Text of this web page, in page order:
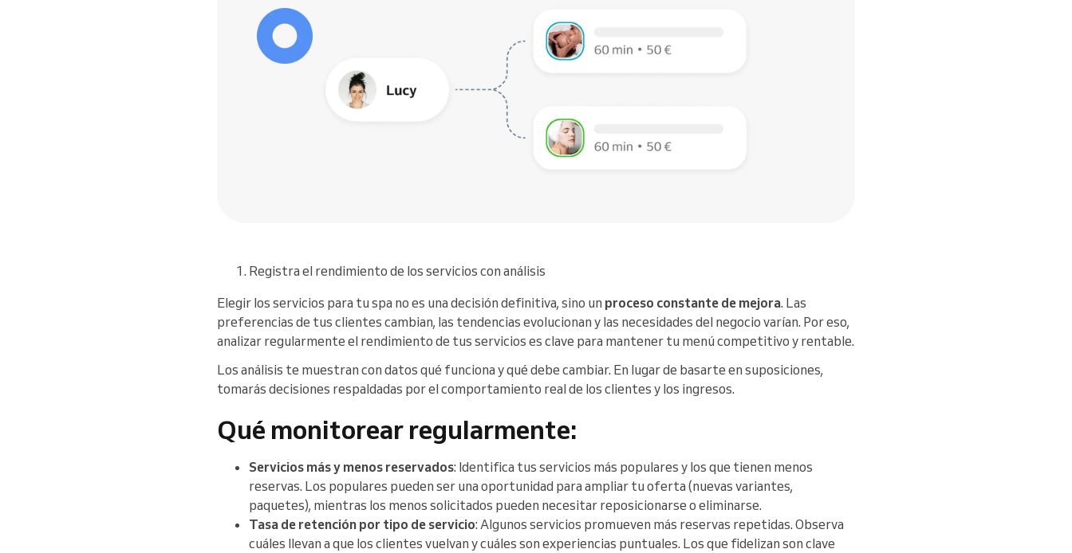
Registra el rendimiento de los servicios con análisis
Elegir los servicios para tu spa no es una decisión definitiva, sino un proceso constante de mejora. Las
preferencias de tus clientes cambian, las tendencias evolucionan y las necesidades del negocio varían. Por eso,
analizar regularmente el rendimiento de tus servicios es clave para mantener tu menú competitivo y rentable.
Los análisis te muestran con datos qué funciona y qué debe cambiar. En lugar de basarte en suposiciones,
tomarás decisiones respaldadas por el comportamiento real de los clientes y los ingresos.
Qué monitorear regularmente:
Servicios más y menos reservados: Identifica tus servicios más populares y los que tienen menos
reservas. Los populares pueden ser una oportunidad para ampliar tu oferta (nuevas variantes,
paquetes), mientras los menos solicitados pueden necesitar reposicionarse o eliminarse.
Tasa de retención por tipo de servicio: Algunos servicios promueven más reservas repetidas. Observa
cuáles llevan a que los clientes vuelvan y cuáles son experiencias puntuales. Los que fidelizan son clave